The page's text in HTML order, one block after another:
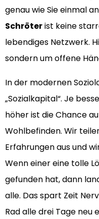
genau wie Sie einmal
Schröterist keine
lebendiges Netzwerk.
sondern um offene
In der modernen
„Sozialkapital“. Je
höher ist die Chance
Wohlbefinden. Wir
Erfahrungen aus und
Wenn einer eine tolle
gefunden hat, dann
alle. Das spart Zeit
Rad alle drei Tage neu